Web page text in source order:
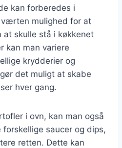
kan forberedes i
mulighed for at
at skulle stå i køkkenet
kan man variere
krydderier og
det muligt at skabe
hver gang.
i ovn, kan man også
saucer og dips,
retten. Dette kan